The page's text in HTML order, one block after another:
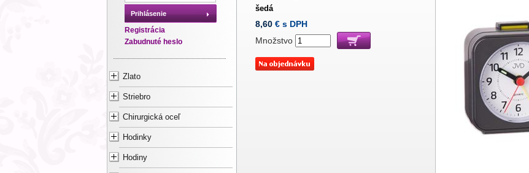
Prihlásenie
Registrácia
Zabudnuté heslo
Zlato
Striebro
Chirurgická oceľ
Hodinky
Hodiny
šedá
8,60 € s DPH
Množstvo